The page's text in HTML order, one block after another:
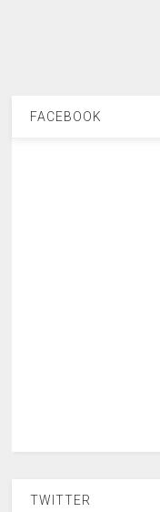
FACEBOOK
TWITTER